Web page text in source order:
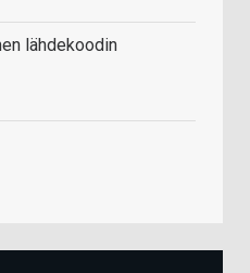
lähdekoodin